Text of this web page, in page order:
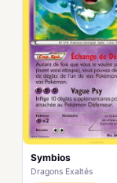
Symbios
Dragons Exaltés